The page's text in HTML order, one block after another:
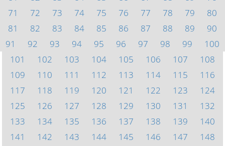
71
72 73 74 75 76 77 78 79
80
81
82 83 84 85 86 87 88 89
90
91
92 93 94 95 96 97 98 99
100
101
102 103 104 105 106 107
108
109
110 111 112 113 114 115
116
117
118 119 120 121 122 123
124
125
126 127 128 129 130 131
132
133
134 135 136 137 138 139
140
141
142 143 144 145 146 147
148